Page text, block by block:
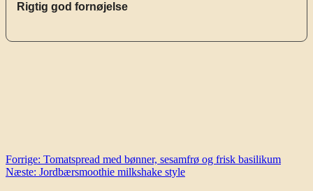
Rigtig god fornøjelse
Indlægsnavigation
Forrige: Tomatspread med bønner, sesamfrø og frisk basilikum
Næste: Jordbærsmoothie milkshake style